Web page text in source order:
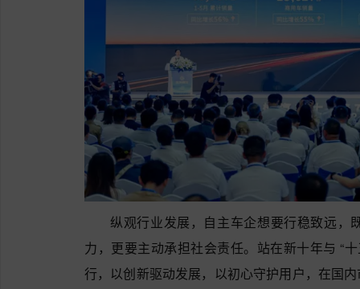
纵观行业发展，自主车企想要行稳致远，
力，更要主动承担社会责任。站在新十年与 “
行，以创新驱动发展，以初心守护用户，在国